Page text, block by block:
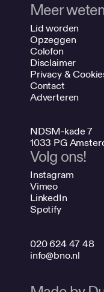
Meer
Lid worden
Opzeggen
Colofon
Disclaimer
Privacy &
Contact
Adverteren
NDSM-kade 7
1033 PG
Volg ons!
Instagram
Vimeo
LinkedIn
Spotify
020 624 47 48
info@bno.nl